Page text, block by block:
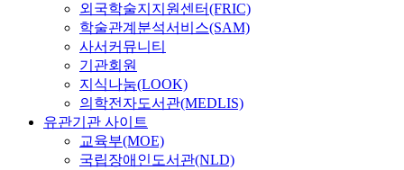
외국학술지지원센터(FRIC)
학술관계분석서비스(SAM)
사서커뮤니티
기관회원
지식나눔(LOOK)
의학전자도서관(MEDLIS)
유관기관 사이트
교육부(MOE)
국립장애인도서관(NLD)